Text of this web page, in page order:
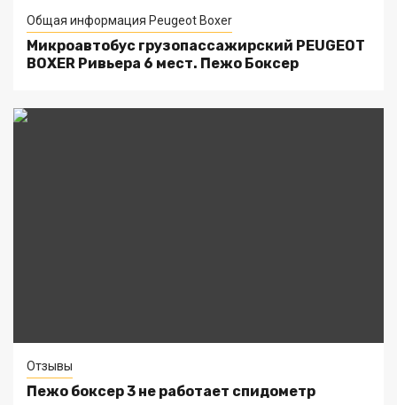
Общая информация Peugeot Boxer
Микроавтобус грузопассажирский PEUGEOT
BOXER Ривьера 6 мест. Пежо Боксер
Отзывы
Пежо боксер 3 не работает спидометр